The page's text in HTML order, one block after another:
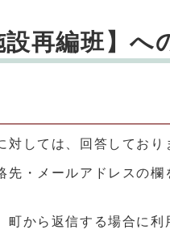
設再編班】へ
しては、回答しており
・メールアドレスの
から返信する場合に利